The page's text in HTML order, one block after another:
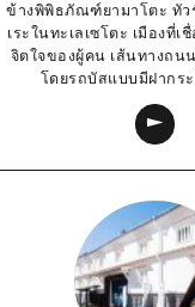
ข้างพิพิธภัณฑ์ยามาโตะ ทัว
เระในทะเลเซโตะ เมืองที่เ
จิตใจของผู้คน เส้นทางถน
โดยรถบัสแบบมีฝากร